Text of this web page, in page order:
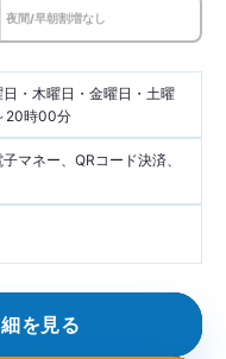
夜間/早朝割増なし
・木曜日・金曜日・土曜
20時00分
マネー、QRコード決済、
を見る